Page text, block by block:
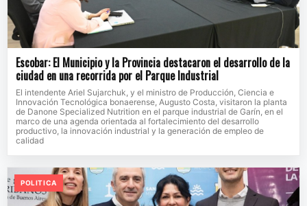
Escobar: El Municipio y la Provincia destacaron el desarrollo de la
ciudad en una recorrida por el Parque Industrial
El intendente Ariel Sujarchuk, y el ministro de Producción, Ciencia e
Innovación Tecnológica bonaerense, Augusto Costa, visitaron la planta
de Danone Specialized Nutrition en el parque industrial de Garín, en el
marco de una agenda orientada al fortalecimiento del desarrollo
productivo, la innovación industrial y la generación de empleo de
calidad
POLITICA